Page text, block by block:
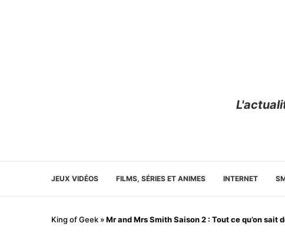
JEUX VIDÉOS FILMS, SÉRIES ET ANIMES INTERNET
King of Geek »Mr and Mrs Smith Saison 2 : Tout ce qu’on